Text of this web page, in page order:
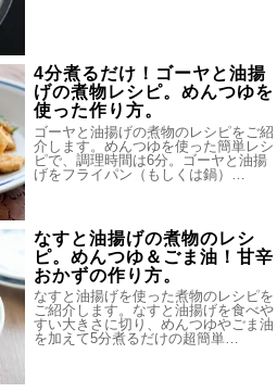
4分煮るだけ！ゴーヤと油揚
げの煮物レシピ。めんつゆを
使った作り方。
ゴーヤと油揚げの煮物のレシピをご紹
介します。めんつゆを使った簡単レシ
ピで、調理時間は6分。ゴーヤと油揚
げをフライパン（もしくは鍋）…
なすと油揚げの煮物のレシ
ピ。めんつゆ＆ごま油！甘辛
おかずの作り方。
なすと油揚げを使った煮物のレシピを
ご紹介します。なすと油揚げを食べや
すい大きさに切り、めんつゆやごま油
を加えて5分煮るだけの超簡単…